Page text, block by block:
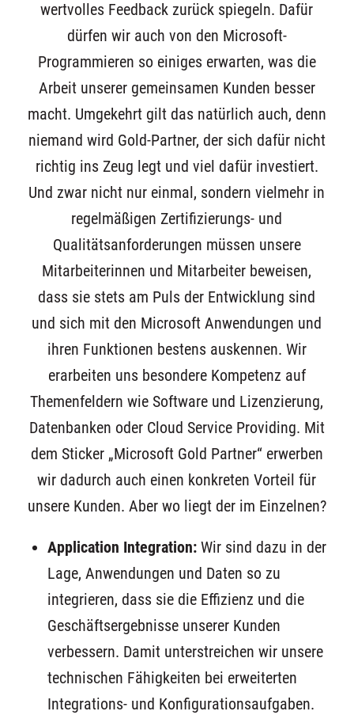
wertvolles Feedback zurück spiegeln. Dafür
dürfen wir auch von den Microsoft-
Programmieren so einiges erwarten, was die
Arbeit unserer gemeinsamen Kunden besser
macht. Umgekehrt gilt das natürlich auch, denn
niemand wird Gold-Partner, der sich dafür nicht
richtig ins Zeug legt und viel dafür investiert.
Und zwar nicht nur einmal, sondern vielmehr in
regelmäßigen Zertifizierungs- und
Qualitätsanforderungen müssen unsere
Mitarbeiterinnen und Mitarbeiter beweisen,
dass sie stets am Puls der Entwicklung sind
und sich mit den Microsoft Anwendungen und
ihren Funktionen bestens auskennen. Wir
erarbeiten uns besondere Kompetenz auf
Themenfeldern wie Software und Lizenzierung,
Datenbanken oder Cloud Service Providing. Mit
dem Sticker „Microsoft Gold Partner“ erwerben
wir dadurch auch einen konkreten Vorteil für
unsere Kunden. Aber wo liegt der im Einzelnen?
Application Integration: Wir sind dazu in der
Lage, Anwendungen und Daten so zu
integrieren, dass sie die Effizienz und die
Geschäftsergebnisse unserer Kunden
verbessern. Damit unterstreichen wir unsere
technischen Fähigkeiten bei erweiterten
Integrations- und Konfigurationsaufgaben.